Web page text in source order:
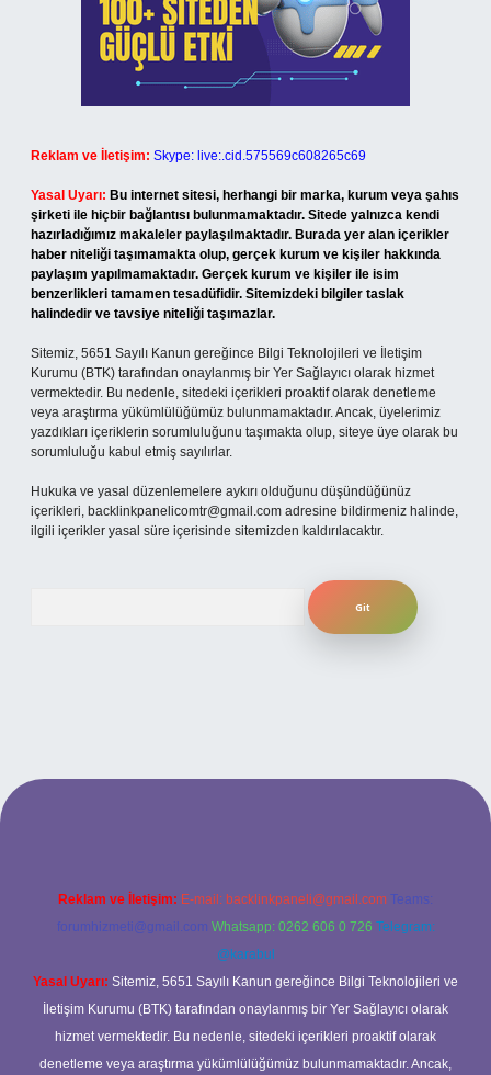
Reklam ve İletişim: Skype: live:.cid.575569c608265c69
Yasal Uyarı: Bu internet sitesi, herhangi bir marka, kurum veya şahıs
şirketi ile hiçbir bağlantısı bulunmamaktadır. Sitede yalnızca kendi
hazırladığımız makaleler paylaşılmaktadır. Burada yer alan içerikler
haber niteliği taşımamakta olup, gerçek kurum ve kişiler hakkında
paylaşım yapılmamaktadır. Gerçek kurum ve kişiler ile isim
benzerlikleri tamamen tesadüfidir. Sitemizdeki bilgiler taslak
halindedir ve tavsiye niteliği taşımazlar.
Sitemiz, 5651 Sayılı Kanun gereğince Bilgi Teknolojileri ve İletişim
Kurumu (BTK) tarafından onaylanmış bir Yer Sağlayıcı olarak hizmet
vermektedir. Bu nedenle, sitedeki içerikleri proaktif olarak denetleme
veya araştırma yükümlülüğümüz bulunmamaktadır. Ancak, üyelerimiz
yazdıkları içeriklerin sorumluluğunu taşımakta olup, siteye üye olarak bu
sorumluluğu kabul etmiş sayılırlar.
Hukuka ve yasal düzenlemelere aykırı olduğunu düşündüğünüz
içerikleri, backlinkpanelicomtr@gmail.com adresine bildirmeniz halinde,
ilgili içerikler yasal süre içerisinde sitemizden kaldırılacaktır.
Reklam ve İletişim: E-mail: backlinkpaneli@gmail.com Teams:
forumhizmeti@gmail.com Whatsapp: 0262 606 0 726 Telegram:
@karabul
Yasal Uyarı: Sitemiz, 5651 Sayılı Kanun gereğince Bilgi Teknolojileri ve
İletişim Kurumu (BTK) tarafından onaylanmış bir Yer Sağlayıcı olarak
hizmet vermektedir. Bu nedenle, sitedeki içerikleri proaktif olarak
denetleme veya araştırma yükümlülüğümüz bulunmamaktadır. Ancak,